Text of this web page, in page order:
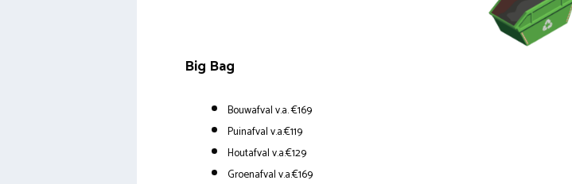
Big Bag
Bouwafval v.a. €169
Puinafval v.a.€119
Houtafval v.a.€129
Groenafval v.a.€169